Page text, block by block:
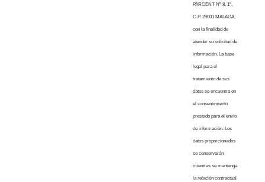
PARCENT Nº 8, 1º,
C.P. 29001 MALAGA,
con la finalidad de
atender su solicitud de
información. La base
legal para el
tratamiento de sus
datos se encuentra en
el consentimiento
prestado para el envío
de información. Los
datos proporcionados
se conservarán
mientras se mantenga
la relación contractual